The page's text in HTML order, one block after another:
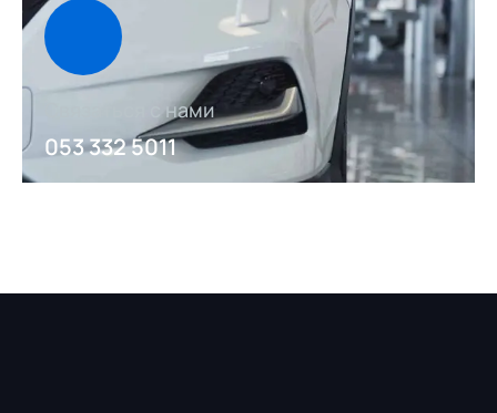
Связаться с нами
053 332 5011